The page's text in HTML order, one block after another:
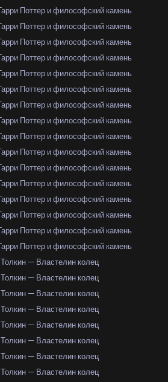
Поттер и философский камень
Поттер и философский камень
Поттер и философский камень
Поттер и философский камень
Поттер и философский камень
Поттер и философский камень
Поттер и философский камень
Поттер и философский камень
Поттер и философский камень
Поттер и философский камень
Поттер и философский камень
Поттер и философский камень
Поттер и философский камень
Поттер и философский камень
Поттер и философский камень
Поттер и философский камень
— Властелин колец
— Властелин колец
— Властелин колец
— Властелин колец
— Властелин колец
— Властелин колец
— Властелин колец
— Властелин колец